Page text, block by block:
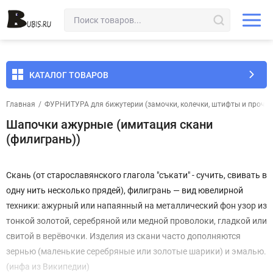
КАТАЛОГ ТОВАРОВ
Главная / ФУРНИТУРА для бижутерии (замочки, колечки, штифты и
Шапочки ажурные (имитация скани
(филигрань))
Скань (от старославянского глагола "съкати" - сучить, свивать в
одну нить несколько прядей), филигрань — вид ювелирной
техники: ажурный или напаянный на металлический фон узор из
тонкой золотой, серебряной или медной проволоки, гладкой или
свитой в верёвочки. Изделия из скани часто дополняются
зернью (маленькие серебряные или золотые шарики) и эмалью.
(инфа из Википедии)